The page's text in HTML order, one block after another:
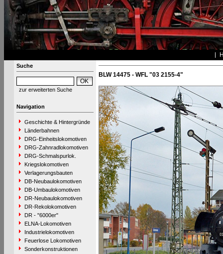
Suche
zur erweiterten Suche
Navigation
Geschichte & Hintergründe
Länderbahnen
DRG-Einheitslokomotiven
DRG-Zahnradlokomotiven
DRG-Schmalspurlok.
Kriegslokomotiven
Verlagerungsbauten
DB-Neubaulokomotiven
DB-Umbaulokomotiven
DR-Neubaulokomotiven
DR-Rekolokomotiven
DR - "6000er"
ELNA-Lokomotiven
Industrielokomotiven
Feuerlose Lokomotiven
Sonderkonstruktionen
BLW 14475 - WFL "03 2155-4"